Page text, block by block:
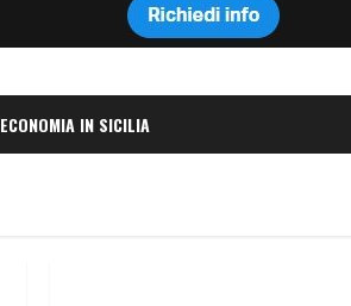
ECONOMIA IN SICILIA